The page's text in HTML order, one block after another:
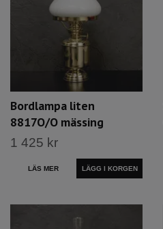
Bordlampa liten
8817O/O mässing
1 425 kr
LÄS MER LÄGG I KORGEN